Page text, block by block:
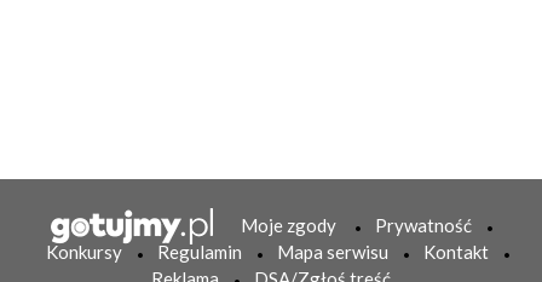
Moje zgody
Prywatność
Konkursy
Regulamin Mapa serwisu
Kontakt